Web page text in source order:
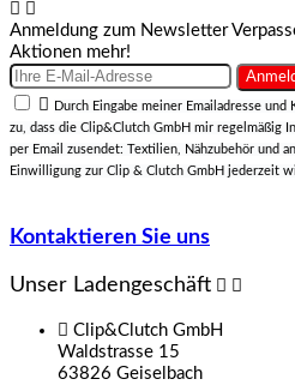
 
Anmeldung zum Newsletter
Aktionen mehr!

Durch Eingabe meiner Emailadresse
zu, dass die Clip&Clutch GmbH mir regelmäßig
per Email zusendet: Textilien, Nähzubehör und
Einwilligung zur Clip & Clutch GmbH jederzeit
Kontaktieren Sie uns
Unser Ladengeschäft  
 Clip&Clutch GmbH
Waldstrasse 15
63826 Geiselbach